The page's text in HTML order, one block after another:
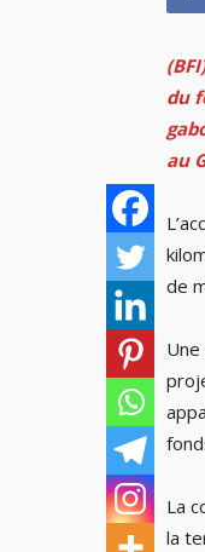
du
au
de
La
la